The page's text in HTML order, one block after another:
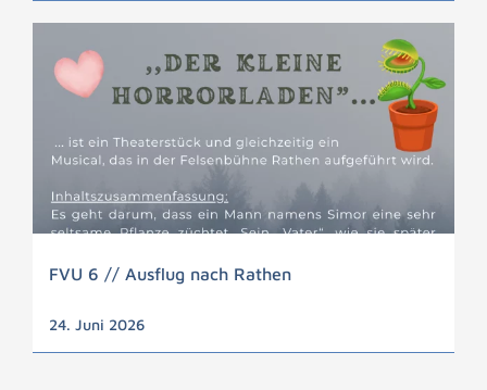
FVU 6 // Ausflug nach Rathen
24. Juni 2026